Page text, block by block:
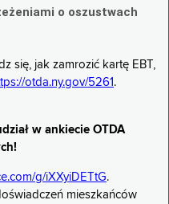
o oszustwach
się, jak zamrozić kartę EBT,
otda.ny.gov/5261 .
w ankiecie OTDA
g/iXXyiDETtG.
mieszkańców